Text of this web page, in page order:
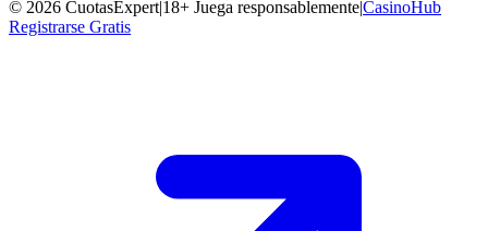
© 2026 CuotasExpert|18+ Juega responsablemente|CasinoHub
Registrarse Gratis